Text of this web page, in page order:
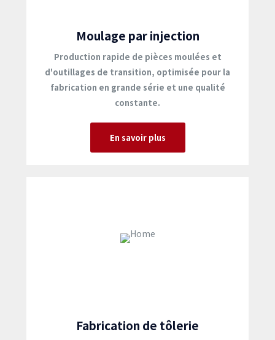
Moulage par injection
Production rapide de pièces moulées et
d'outillages de transition, optimisée pour la
fabrication en grande série et une qualité
constante.
En savoir plus
Fabrication de tôlerie